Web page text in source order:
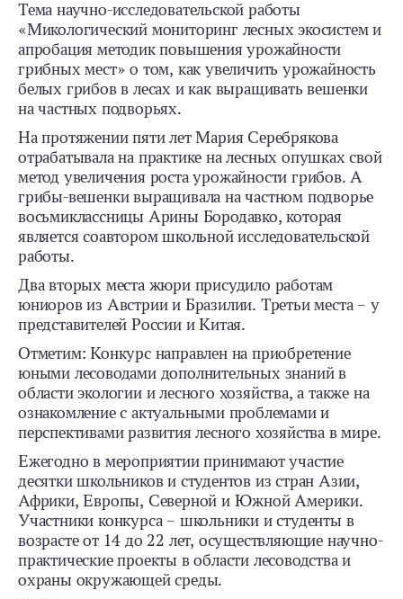
Тема научно-исследовательской работы
«Микологический мониторинг лесных экосистем и
апробация методик повышения урожайности
грибных мест» о том, как увеличить урожайность
белых грибов в лесах и как выращивать вешенки
на частных подворьях.
На протяжении пяти лет Мария Серебрякова
отрабатывала на практике на лесных опушках свой
метод увеличения роста урожайности грибов. А
грибы-вешенки выращивала на частном подворье
восьмиклассницы Арины Бородавко, которая
является соавтором школьной исследовательской
работы.
Два вторых места жюри присудило работам
юниоров из Австрии и Бразилии. Третьи места – у
представителей России и Китая.
Отметим: Конкурс направлен на приобретение
юными лесоводами дополнительных знаний в
области экологии и лесного хозяйства, а также на
ознакомление с актуальными проблемами и
перспективами развития лесного хозяйства в мире.
Ежегодно в мероприятии принимают участие
десятки школьников и студентов из стран Азии,
Африки, Европы, Северной и Южной Америки.
Участники конкурса – школьники и студенты в
возрасте от 14 до 22 лет, осуществляющие научно-
практические проекты в области лесоводства и
охраны окружающей среды.